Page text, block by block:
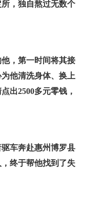
，独自熬过无数个
，第一时间将其接
他清洗身体、换上
出2500多元零钱，
车奔赴惠州博罗县
终于帮他找到了失